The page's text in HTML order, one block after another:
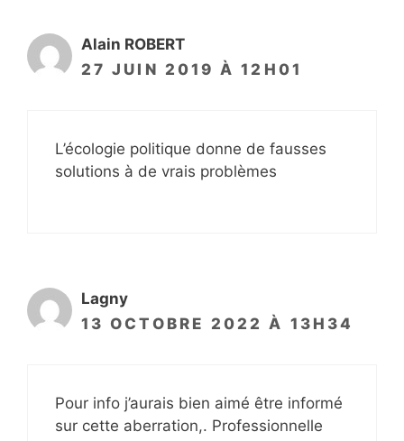
Alain ROBERT
27 JUIN 2019 À 12H01
L’écologie politique donne de fausses
solutions à de vrais problèmes
Lagny
13 OCTOBRE 2022 À 13H34
Pour info j’aurais bien aimé être informé
sur cette aberration,. Professionnelle